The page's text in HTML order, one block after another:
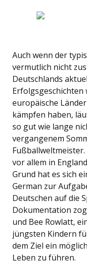
Auch wenn der
vermutlich nicht
Deutschlands
Erfolgsgeschichten
europäische
kämpfen haben,
so gut wie lange
vergangenem
vor allem in
Grund hat es sich
German zur
Deutschen auf die
Dokumentation
und Bee Rowlatt,
jüngsten Kindern
dem Ziel ein
Leben zu führen.